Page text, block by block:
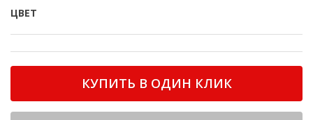
ЦВЕТ
КУПИТЬ В ОДИН КЛИК